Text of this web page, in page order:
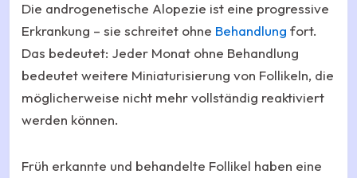
Die androgenetische Alopezie ist eine progressive
Erkrankung – sie schreitet ohne Behandlung fort.
Das bedeutet: Jeder Monat ohne Behandlung
bedeutet weitere Miniaturisierung von Follikeln, die
möglicherweise nicht mehr vollständig reaktiviert
werden können.
Früh erkannte und behandelte Follikel haben eine